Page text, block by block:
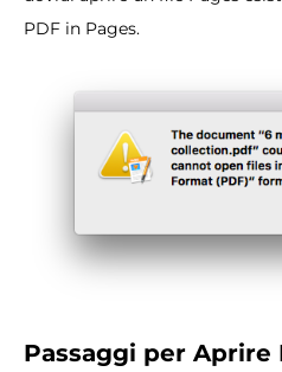
PDF in Pages.
Passaggi per Aprire